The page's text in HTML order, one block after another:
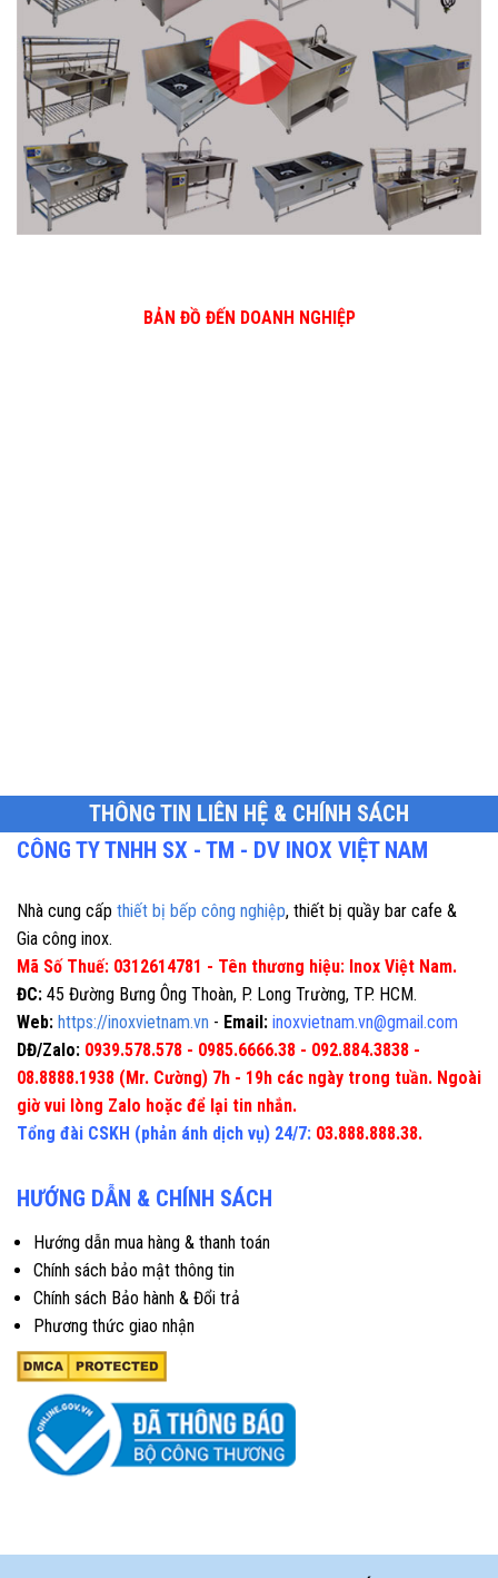
BẢN ĐỒ ĐẾN DOANH NGHIỆP
THÔNG TIN LIÊN HỆ & CHÍNH SÁCH
CÔNG TY TNHH SX - TM - DV INOX VIỆT NAM
Nhà cung cấp thiết bị bếp công nghiệp, thiết bị quầy bar cafe &
Gia công inox.
Mã Số Thuế: 0312614781 - Tên thương hiệu: Inox Việt Nam.
ĐC: 45 Đường Bưng Ông Thoàn, P. Long Trường, TP. HCM.
Web: https://inoxvietnam.vn - Email: inoxvietnam.vn@gmail.com
DĐ/Zalo: 0939.578.578 - 0985.6666.38 - 092.884.3838 -
08.8888.1938 (Mr. Cường) 7h - 19h các ngày trong tuần. Ngoài
giờ vui lòng Zalo hoặc để lại tin nhắn.
Tổng đài CSKH (phản ánh dịch vụ) 24/7: 03.888.888.38.
HƯỚNG DẪN & CHÍNH SÁCH
Hướng dẫn mua hàng & thanh toán
Chính sách bảo mật thông tin
Chính sách Bảo hành & Đổi trả
Phương thức giao nhận